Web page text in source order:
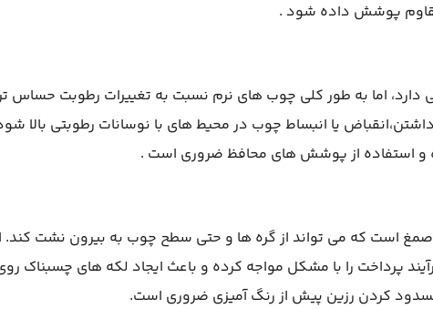
پوشش داده شود .
دارد، اما به طور کلی چوب های نرم نسبت به تغییرات رطوبت حساس
یا انبساط چوب در محیط های با نوسانات رطوبتی بالا
و استفاده از پوشش های محافظ ضروری است .
است که می تواند از گره ها و حتی سطح چوب به بیرون نشت کند.
پرداخت را با مشکل مواجه کرده و باعث ایجاد لکه های چسبناک
کردن رزین پیش از رنگ آمیزی ضروری است.